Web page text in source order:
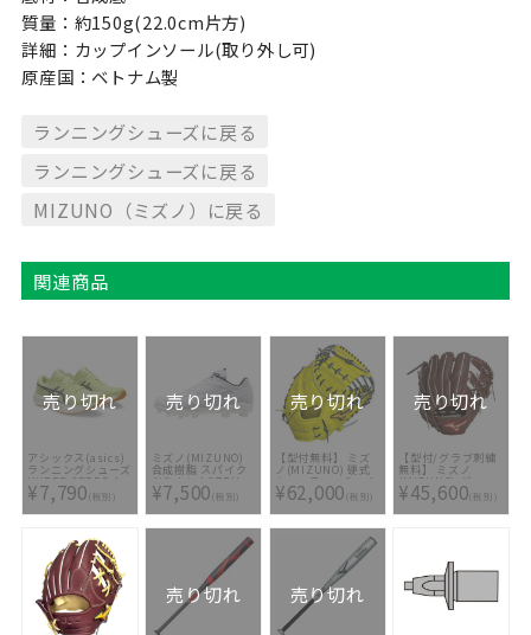
質量：約150g(22.0cm片方)
詳細：カップインソール(取り外し可)
原産国：ベトナム製
ランニングシューズに戻る
ランニングシューズに戻る
MIZUNO（ミズノ）に戻る
関連商品
売り切れ
アシックス(asics)
ランニングシューズ
HYPER SPEED 4
ハイパースピード 4
1011B874-751
¥7,790(税別)
売り切れ
ミズノ(MIZUNO)
合成樹脂 スパイク
ドミナント3TPU
11GP202201
¥7,500(税別)
売り切れ
【型付無料】 ミズ
ノ(MIZUNO) 硬式
キャッチャーミット
號SAKEBI Harder
M-R型
1AJCH30210-
4009 [ ミット型付
¥62,000(税別)
売り切れ
【型付/グラブ刺繍
無料】 ミズノ
(MIZUNO) グロー
バルエリート
JAPAN 硬式グラブ
内野手用
(単色のみ)※縁取
り・影付きの場合、
1ヶ所+3300円(税
込)]
¥45,600(税別)
売り切れ 売り切れ